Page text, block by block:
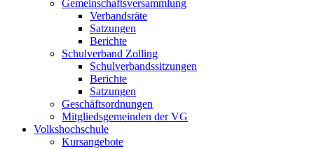
Gemeinschaftsversammlung
Verbandsräte
Satzungen
Berichte
Schulverband Zolling
Schulverbandssitzungen
Berichte
Satzungen
Geschäftsordnungen
Mitgliedsgemeinden der VG
Volkshochschule
Kursangebote